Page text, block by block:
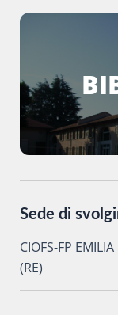
Sede di
CIOFS-FP
(RE)